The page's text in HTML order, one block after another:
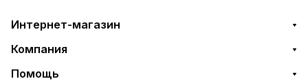
Интернет-магазин
Компания
Помощь